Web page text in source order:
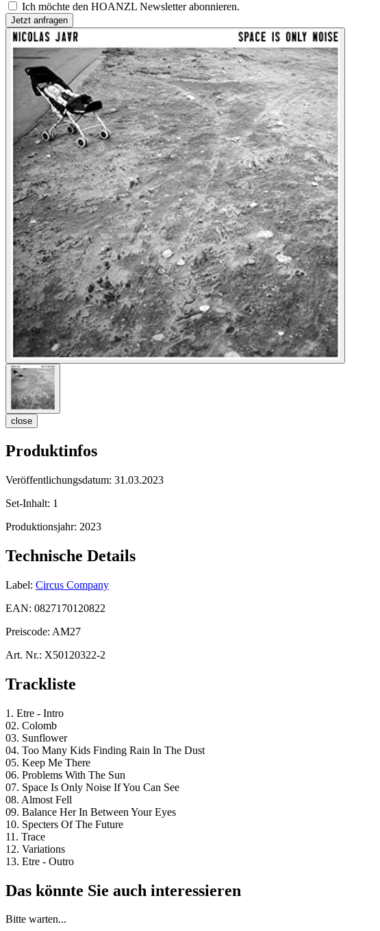
Ich möchte den HOANZL Newsletter abonnieren.
close
Produktinfos
Veröffentlichungsdatum: 31.03.2023
Set-Inhalt: 1
Produktionsjahr: 2023
Technische Details
Label: Circus Company
EAN: 0827170120822
Preiscode: AM27
Art. Nr.: X50120322-2
Trackliste
1. Etre - Intro
02. Colomb
03. Sunflower
04. Too Many Kids Finding Rain In The Dust
05. Keep Me There
06. Problems With The Sun
07. Space Is Only Noise If You Can See
08. Almost Fell
09. Balance Her In Between Your Eyes
10. Specters Of The Future
11. Trace
12. Variations
13. Etre - Outro
Das könnte Sie auch interessieren
Bitte warten...